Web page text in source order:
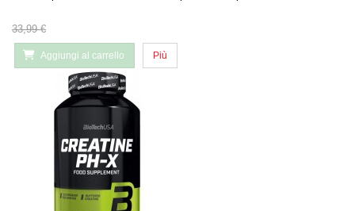
33,99 €
Aggiungi al carrello Più